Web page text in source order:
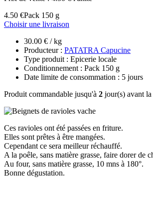
4.50 €Pack 150 g
Choisir une livraison
30.00 € / kg
Producteur : PATATRA Capucine
Type produit : Epicerie locale
Conditionnement : Pack 150 g
Date limite de consommation : 5 jours
Produit commandable jusqu'à 2 jour(s) avant
Ces ravioles ont été passées en friture.
Elles sont prêtes à être mangées.
Cependant ce sera meilleur réchauffé.
A la poêle, sans matière grasse, faire dorer de
Au four, sans matière grasse, 10 mns à 180°.
Bonne dégustation.